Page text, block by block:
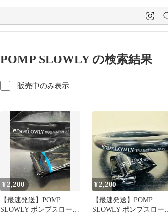
POMP SLOWLY の検索結果
販売中のみ表示
¥ 2,200
【最速発送】POMP
SLOWLY ポンプスローリ
¥2,200
【最速発送】POMP
SLOWLY ポンプスローリ